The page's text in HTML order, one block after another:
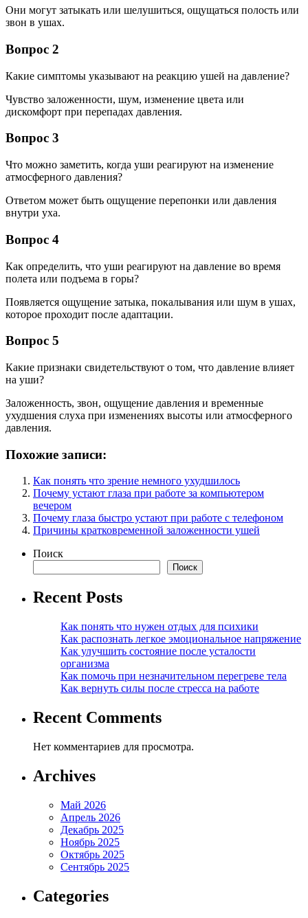
Они могут затыкать или шелушиться, ощущаться полость или
звон в ушах.
Вопрос 2
Какие симптомы указывают на реакцию ушей на давление?
Чувство заложенности, шум, изменение цвета или
дискомфорт при перепадах давления.
Вопрос 3
Что можно заметить, когда уши реагируют на изменение
атмосферного давления?
Ответом может быть ощущение перепонки или давления
внутри уха.
Вопрос 4
Как определить, что уши реагируют на давление во время
полета или подъема в горы?
Появляется ощущение затыка, покалывания или шум в ушах,
которое проходит после адаптации.
Вопрос 5
Какие признаки свидетельствуют о том, что давление влияет
на уши?
Заложенность, звон, ощущение давления и временные
ухудшения слуха при изменениях высоты или атмосферного
давления.
Похожие записи:
Как понять что зрение немного ухудшилось
Почему устают глаза при работе за компьютером
вечером
Почему глаза быстро устают при работе с телефоном
Причины кратковременной заложенности ушей
Поиск
Поиск
Recent Posts
Как понять что нужен отдых для психики
Как распознать легкое эмоциональное напряжение
Как улучшить состояние после усталости
организма
Как помочь при незначительном перегреве тела
Как вернуть силы после стресса на работе
Recent Comments
Нет комментариев для просмотра.
Archives
Май 2026
Апрель 2026
Декабрь 2025
Ноябрь 2025
Октябрь 2025
Сентябрь 2025
Categories